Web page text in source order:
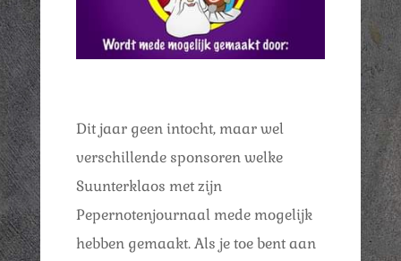
Dit jaar geen intocht, maar wel
verschillende sponsoren welke
Suunterklaos met zijn
Pepernotenjournaal mede mogelijk
hebben gemaakt. Als je toe bent aan